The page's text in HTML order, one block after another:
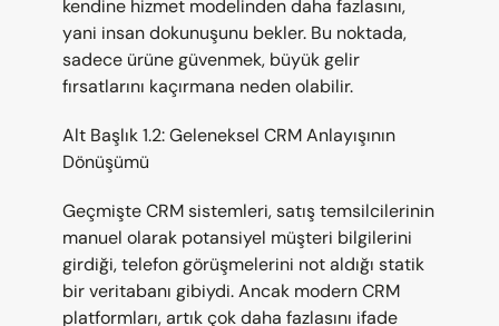
kendine hizmet modelinden daha fazlasını,
yani insan dokunuşunu bekler. Bu noktada,
sadece ürüne güvenmek, büyük gelir
fırsatlarını kaçırmana neden olabilir.
Alt Başlık 1.2: Geleneksel CRM Anlayışının
Dönüşümü
Geçmişte CRM sistemleri, satış temsilcilerinin
manuel olarak potansiyel müşteri bilgilerini
girdiği, telefon görüşmelerini not aldığı statik
bir veritabanı gibiydi. Ancak modern CRM
platformları, artık çok daha fazlasını ifade